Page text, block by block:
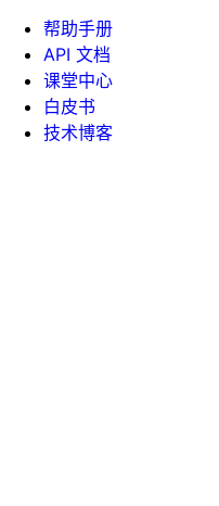
帮助手册
API 文档
课堂中心
白皮书
技术博客